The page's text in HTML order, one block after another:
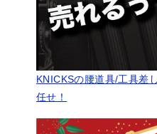
KNICKSの腰道具/工具差
任せ！